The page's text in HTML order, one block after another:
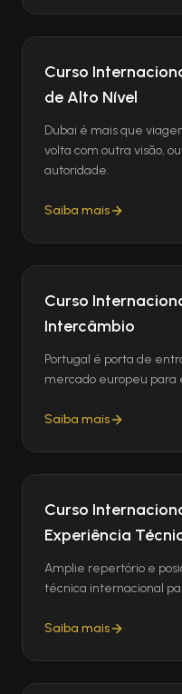
Curso
de Alto Nível
Dubai é mais que
volta com outra visão,
autoridade.
Saiba mais
Curso
Intercâmbio
Portugal é porta de
mercado europeu para
Saiba mais
Curso
Experiência
Amplie repertório e
técnica internacional
Saiba mais